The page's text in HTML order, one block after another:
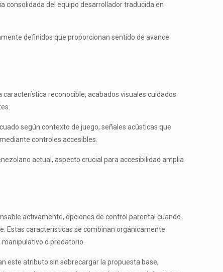
consolidada del equipo desarrollador traducida en
definidos que proporcionan sentido de avance
reconocible, acabados visuales cuidados
según contexto de juego, señales acústicas que
controles accesibles.
actual, aspecto crucial para accesibilidad amplia
activamente, opciones de control parental cuando
Estas características se combinan orgánicamente
o predatorio.
este atributo sin sobrecargar la propuesta base,